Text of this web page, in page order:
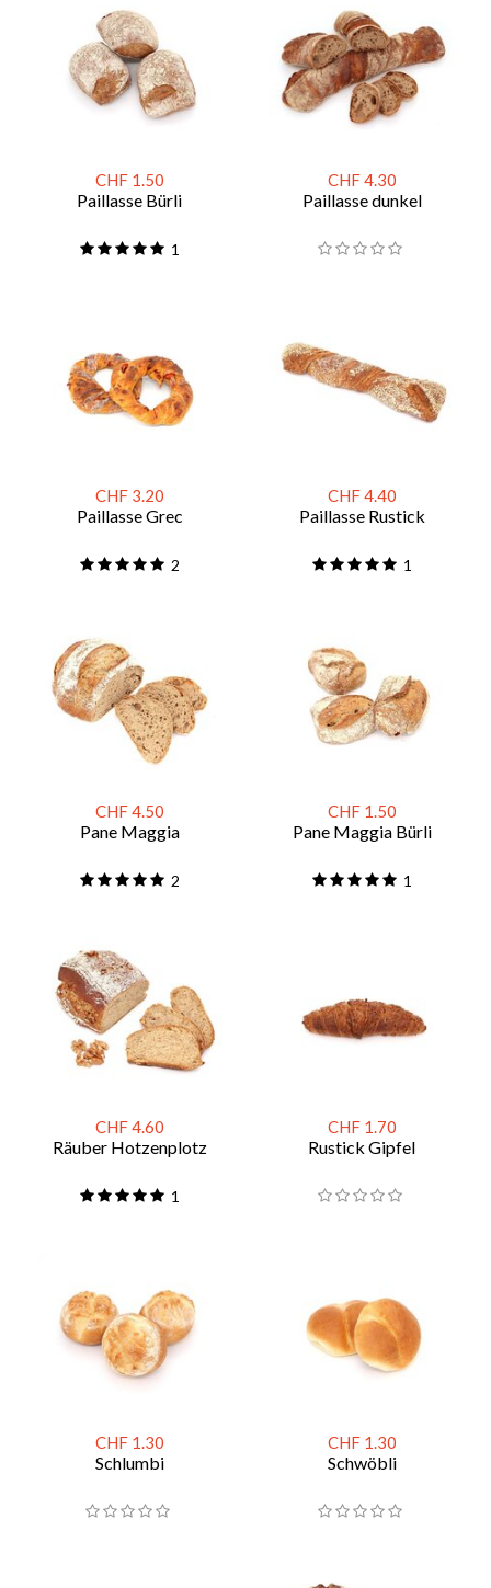
CHF 1.50
Paillasse Bürli
1
CHF 4.30
Paillasse dunkel
CHF 3.20
Paillasse Grec
2
CHF 4.40
Paillasse Rustick
1
CHF 4.50
Pane Maggia
2
CHF 1.50
Pane Maggia Bürli
1
CHF 4.60
Räuber Hotzenplotz
1
CHF 1.70
Rustick Gipfel
CHF 1.30
Schlumbi
CHF 1.30
Schwöbli